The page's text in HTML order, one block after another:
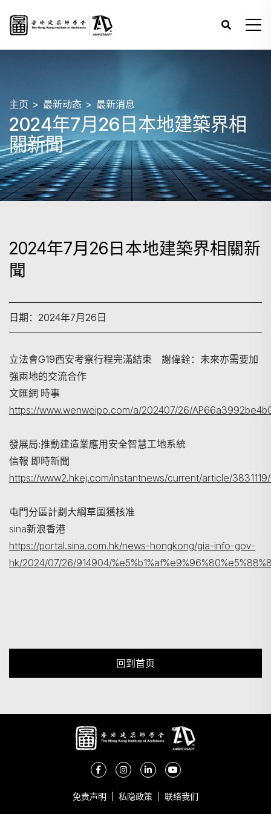
主页 最新动态 最新消息
2024年7月26日本地建築界相
關新聞
2024年7月26日本地建築界相關新
聞
日期：2024年7月26日
立法會G19西安考察行程完滿結束 謝偉銓：未來亦需要加
強兩地的交流合作
文匯網 時事
https://www.wenweipo.com/a/202407/26/
發展局:推動建造業應用安全智慧工地系統
信報 即時新聞
https://www2.hkej.com/instantnews/current/article/3831119/
屯門分區計劃大綱草圖獲核准
sina新浪香港
https://portal.sina.com.hk/news-hongkong/gia-info-gov-
hk/2024/07/26/914904/
回到首页
免责声明 私隐政策 联络我们